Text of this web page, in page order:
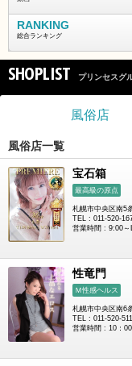
RANKING
総合ランキング
SHOPLIST プリンセスグ
風俗店
風俗店一覧
宝石箱
最高級の原点
札幌市中央区南5
TEL : 011-520-
営業時間 : 9:00～
性竜門
Ｍ性感ヘルス
札幌市中央区南6
TEL : 011-520-
営業時間 : 10：